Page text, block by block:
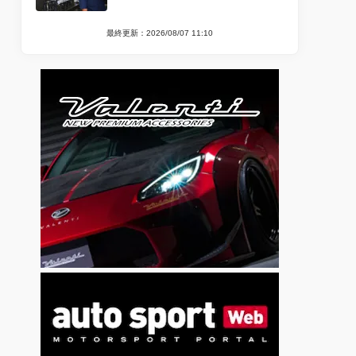
最終更新：2026/08/07 11:10